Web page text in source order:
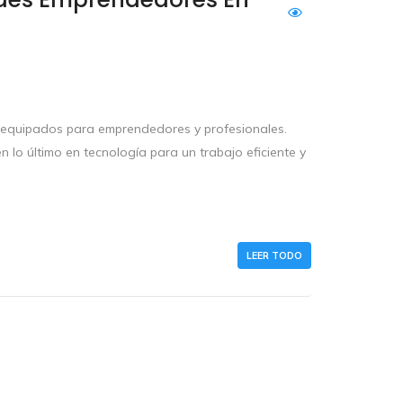
para emprendedores y profesionales.
lo último en tecnología para un trabajo eficiente y
LEER TODO